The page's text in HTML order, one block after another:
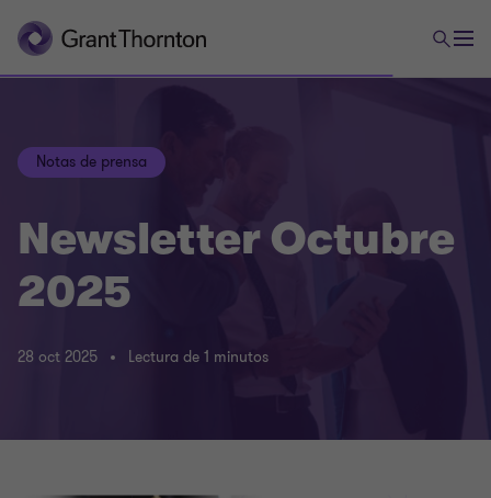
Notas de prensa
Newsletter Octubre
2025
28 oct 2025 Lectura de 1 minutos